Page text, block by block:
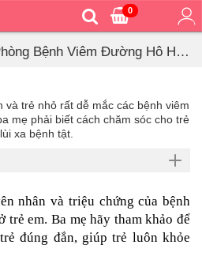
0
Bệnh Viêm Đường Hô Hấp
trẻ nhỏ rất dễ mắc các bệnh viêm
mẹ phải biết cách chăm sóc cho trẻ
xa bệnh tật.
nhân và triệu chứng của bệnh
trẻ em. Ba mẹ hãy tham khảo để
đúng đắn, giúp trẻ luôn khỏe